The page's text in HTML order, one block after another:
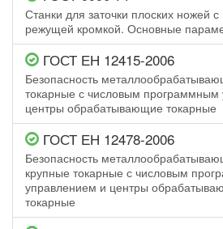
Станки для заточки плоских ножей
режущей кромкой. Основные
ГОСТ ЕН 12415-2006
Безопасность
токарные с числовым программным
центры обрабатывающие токарные
ГОСТ ЕН 12478-2006
Безопасность
крупные токарные с числовым
управлением и центры
токарные